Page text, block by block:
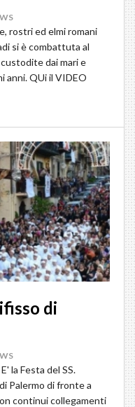
rostri ed elmi romani
si è combattuta al
dai mari e
anni. QUi il VIDEO
di
la Festa del SS.
Palermo di fronte a
continui collegamenti